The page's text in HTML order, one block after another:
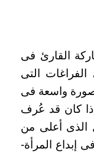
القارئ فى
التى
واسعة فى
كان قد عُرف
الذى أعلى من
المرأة-